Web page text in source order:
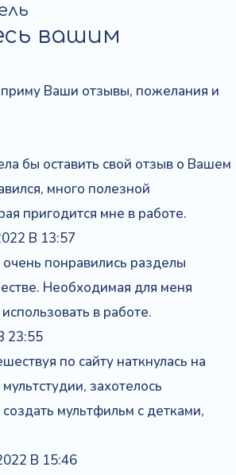
вашим
Ваши отзывы, пожелания и
бы оставить свой отзыв о Вашем
много полезной
пригодится мне в работе.
В 13:57
понравились разделы
Необходимая для меня
в работе.
23:55
по сайту наткнулась на
захотелось
мультфильм с детками,
В 15:46